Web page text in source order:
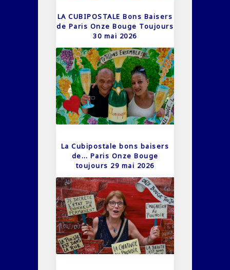
LA CUBIPOSTALE Bons Baisers
de Paris Onze Bouge Toujours
30 mai 2026
La Cubipostale bons baisers
de… Paris Onze Bouge
toujours 29 mai 2026